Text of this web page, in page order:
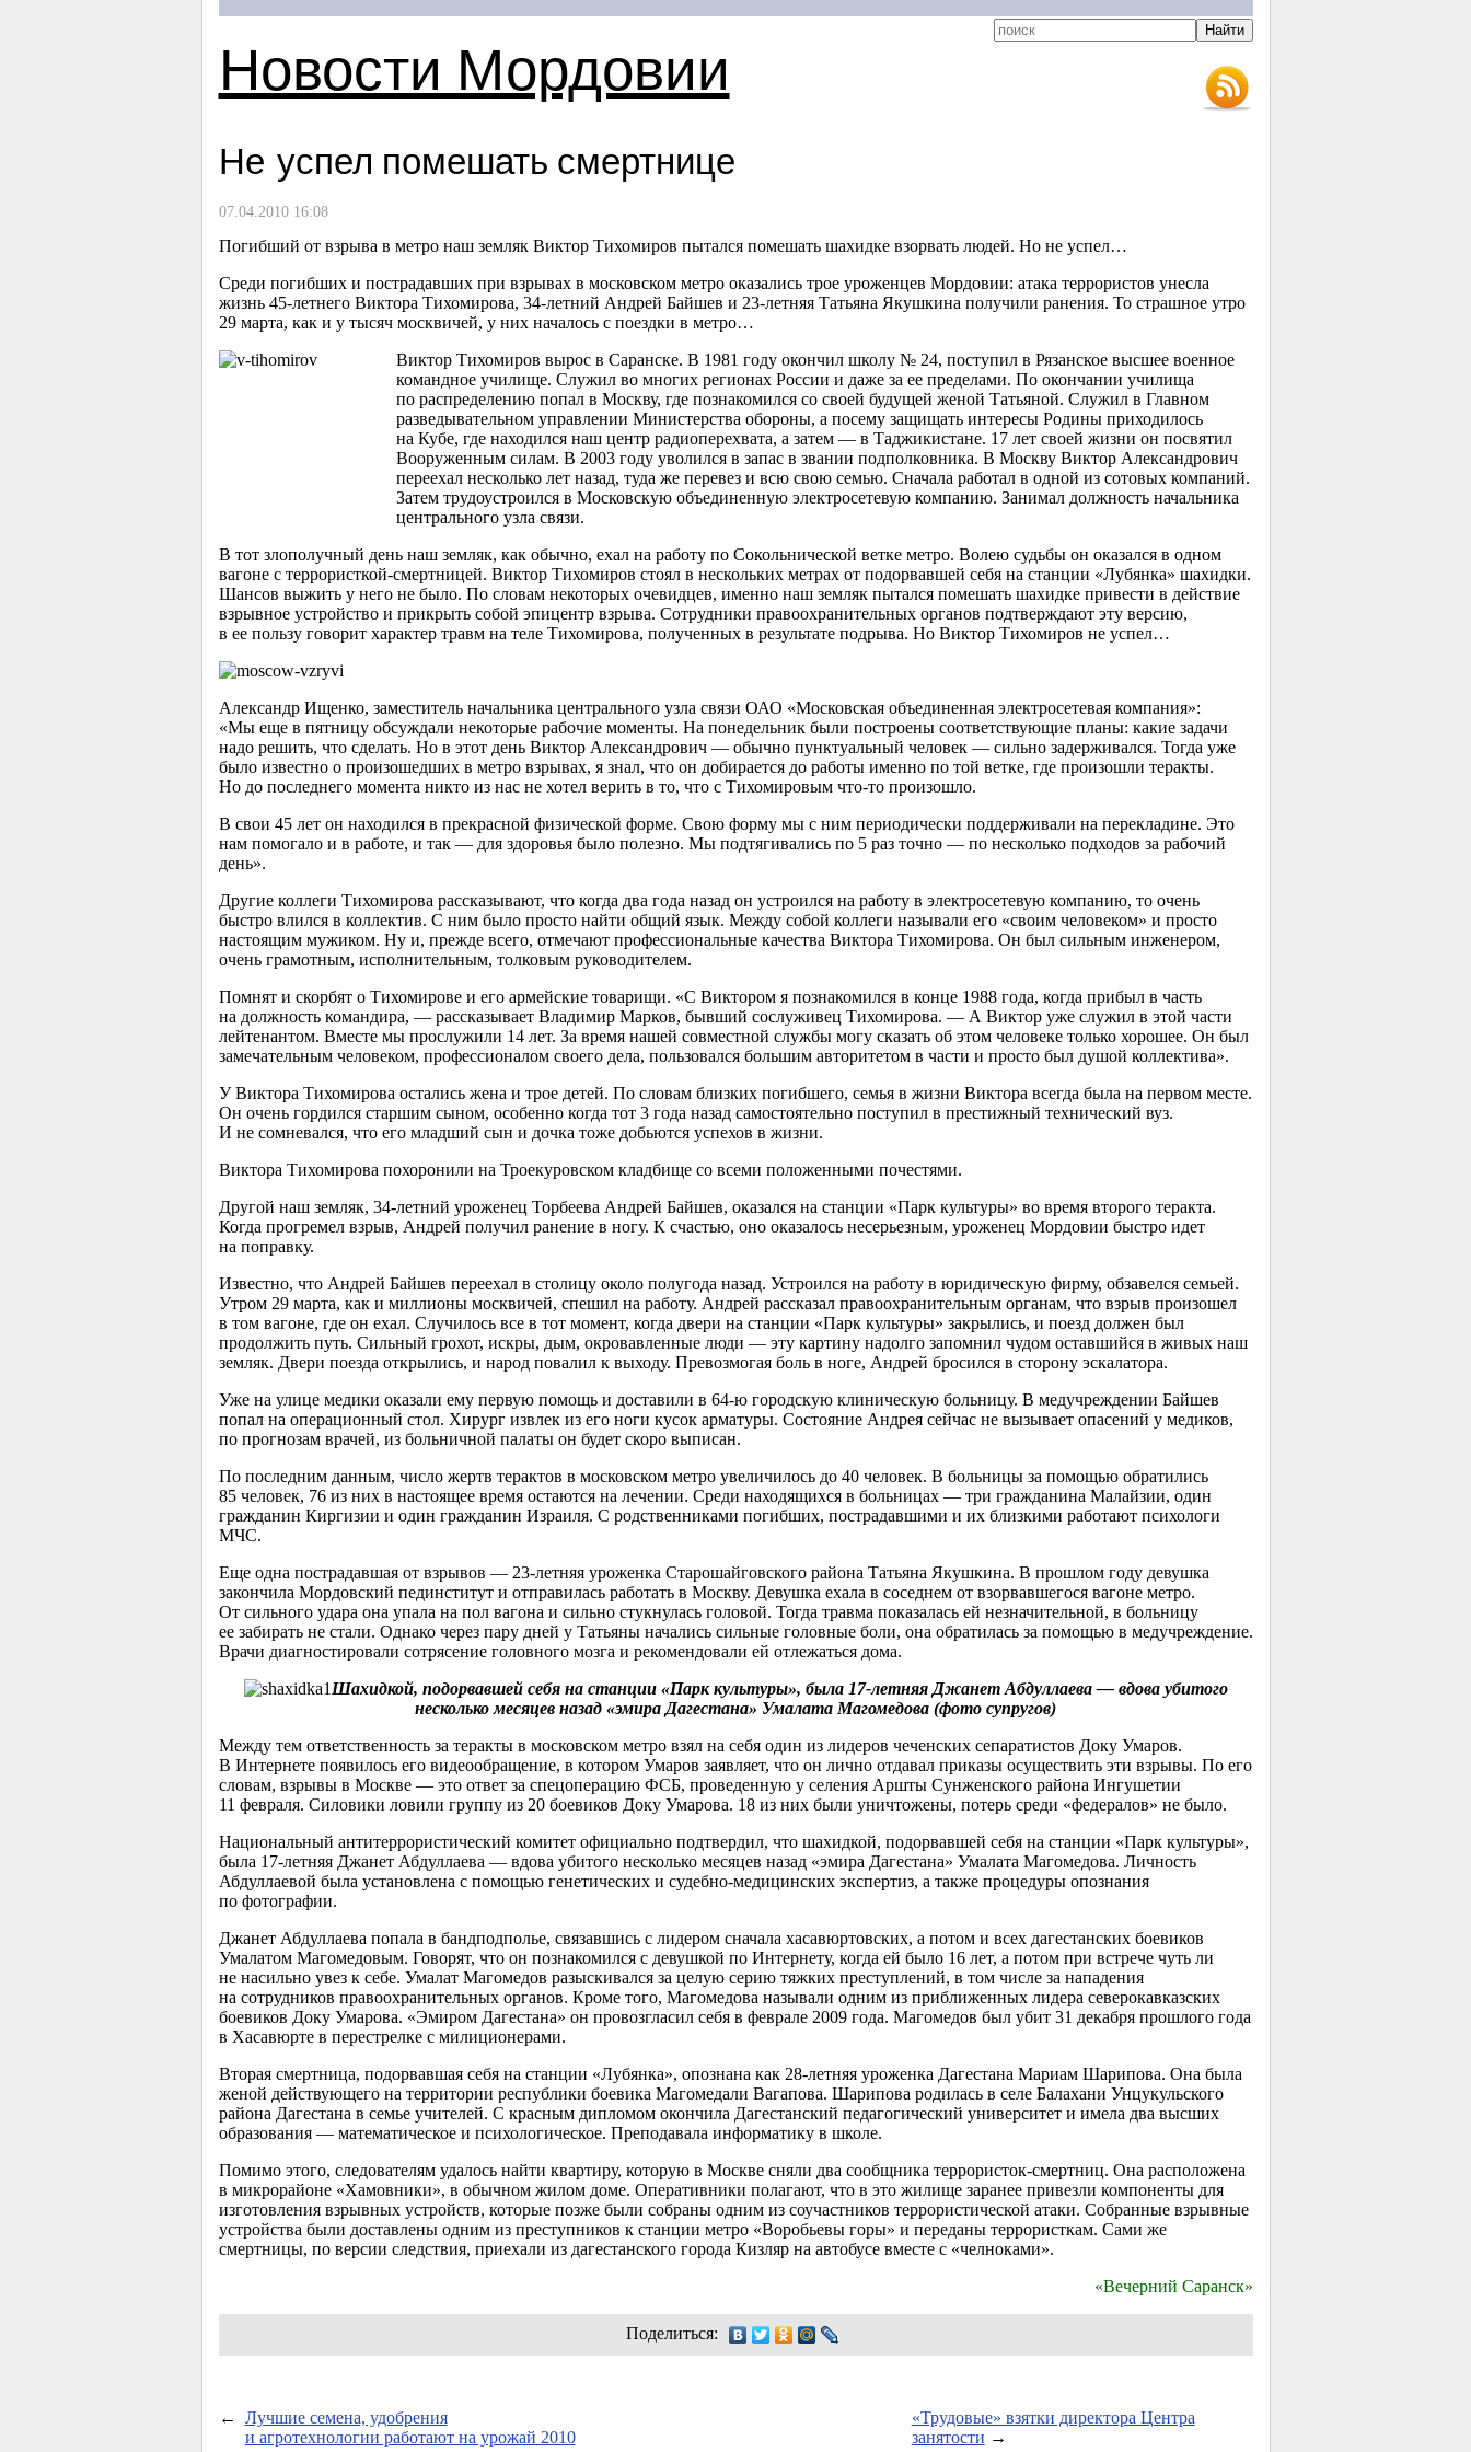
Новости Мордовии
Не успел помешать смертнице
07.04.2010 16:08
Погибший от взрыва в метро наш земляк Виктор Тихомиров пытался помешать шахидке взорвать людей. Но не успел…
Среди погибших и пострадавших при взрывах в московском метро оказались трое уроженцев Мордовии: атака террористов унесла
жизнь 45-летнегоВиктора Тихомирова, 34-летний Андрей Байшев и 23-летняяТатьяна Якушкина получили ранения. То страшное утро
29 марта, как и у тысяч москвичей, у них началось с поездки в метро…
Виктор Тихомиров вырос в Саранске. В 1981 году окончил школу № 24, поступил в Рязанское высшее военное
командное училище. Служил во многих регионах России и даже за ее пределами. По окончании училища
по распределению попал в Москву, где познакомился со своей будущей женой Татьяной. Служил в Главном
разведывательном управлении Министерства обороны, а посему защищать интересы Родины приходилось
на Кубе, где находился наш центр радиоперехвата, а затем — в Таджикистане. 17 лет своей жизни он посвятил
Вооруженным силам. В 2003 году уволился в запас в звании подполковника. В Москву Виктор Александрович
переехал несколько лет назад, туда же перевез и всю свою семью. Сначала работал в одной из сотовых компаний.
Затем трудоустроился в Московскую объединенную электросетевую компанию. Занимал должность начальника
центрального узла связи.
В тот злополучный день наш земляк, как обычно, ехал на работу по Сокольнической ветке метро. Волею судьбы он оказался в одном
вагоне с террористкой-смертницей. Виктор Тихомиров стоял в нескольких метрах от подорвавшей себя на станции «Лубянка» шахидки.
Шансов выжить у него не было. По словам некоторых очевидцев, именно наш земляк пытался помешать шахидке привести в действие
взрывное устройство и прикрыть собой эпицентр взрыва. Сотрудники правоохранительных органов подтверждают эту версию,
в ее пользу говорит характер травм на теле Тихомирова, полученных в результате подрыва. Но Виктор Тихомиров не успел…
Александр Ищенко, заместитель начальника центрального узла связи ОАО «Московская объединенная электросетевая компания»:
«Мы еще в пятницу обсуждали некоторые рабочие моменты. На понедельник были построены соответствующие планы: какие задачи
надо решить, что сделать. Но в этот день Виктор Александрович — обычно пунктуальный человек — сильно задерживался. Тогда уже
было известно о произошедших в метро взрывах, я знал, что он добирается до работы именно по той ветке, где произошли теракты.
Но до последнего момента никто из нас не хотел верить в то, что с Тихомировым что-то произошло.
В свои 45 лет он находился в прекрасной физической форме. Свою форму мы с ним периодически поддерживали на перекладине. Это
нам помогало и в работе, и так — для здоровья было полезно. Мы подтягивались по 5 раз точно — по несколько подходов за рабочий
день».
Другие коллеги Тихомирова рассказывают, что когда два года назад он устроился на работу в электросетевую компанию, то очень
быстро влился в коллектив. С ним было просто найти общий язык. Между собой коллеги называли его «своим человеком» и просто
настоящим мужиком. Ну и, прежде всего, отмечают профессиональные качества Виктора Тихомирова. Он был сильным инженером,
очень грамотным, исполнительным, толковым руководителем.
Помнят и скорбят о Тихомирове и его армейские товарищи. «С Виктором я познакомился в конце 1988 года, когда прибыл в часть
на должность командира, — рассказывает Владимир Марков, бывший сослуживец Тихомирова. — А Виктор уже служил в этой части
лейтенантом. Вместе мы прослужили 14 лет. За время нашей совместной службы могу сказать об этом человеке только хорошее. Он был
замечательным человеком, профессионалом своего дела, пользовался большим авторитетом в части и просто был душой коллектива».
У Виктора Тихомирова остались жена и трое детей. По словам близких погибшего, семья в жизни Виктора всегда была на первом месте.
Он очень гордился старшим сыном, особенно когда тот 3 года назад самостоятельно поступил в престижный технический вуз.
И не сомневался, что его младший сын и дочка тоже добьются успехов в жизни.
Виктора Тихомирова похоронили на Троекуровском кладбище со всеми положенными почестями.
Другой наш земляк, 34-летний уроженец Торбеева Андрей Байшев, оказался на станции «Парк культуры» во время второго теракта.
Когда прогремел взрыв, Андрей получил ранение в ногу. К счастью, оно оказалось несерьезным, уроженец Мордовии быстро идет
на поправку.
Известно, что Андрей Байшев переехал в столицу около полугода назад. Устроился на работу в юридическую фирму, обзавелся семьей.
Утром 29 марта, как и миллионы москвичей, спешил на работу. Андрей рассказал правоохранительным органам, что взрыв произошел
в том вагоне, где он ехал. Случилось все в тот момент, когда двери на станции «Парк культуры» закрылись, и поезд должен был
продолжить путь. Сильный грохот, искры, дым, окровавленные люди — эту картину надолго запомнил чудом оставшийся в живых наш
земляк. Двери поезда открылись, и народ повалил к выходу. Превозмогая боль в ноге, Андрей бросился в сторону эскалатора.
Уже на улице медики оказали ему первую помощь и доставили в 64-югородскую клиническую больницу. В медучреждении Байшев
попал на операционный стол. Хирург извлек из его ноги кусок арматуры. Состояние Андрея сейчас не вызывает опасений у медиков,
по прогнозам врачей, из больничной палаты он будет скоро выписан.
По последним данным, число жертв терактов в московском метро увеличилось до 40 человек. В больницы за помощью обратились
85 человек, 76 из них в настоящее время остаются на лечении. Среди находящихся в больницах — три гражданина Малайзии, один
гражданин Киргизии и один гражданин Израиля. С родственниками погибших, пострадавшими и их близкими работают психологи
МЧС.
Еще одна пострадавшая от взрывов — 23-летняяуроженка Старошайговского района Татьяна Якушкина. В прошлом году девушка
закончила Мордовский пединститут и отправилась работать в Москву. Девушка ехала в соседнем от взорвавшегося вагоне метро.
От сильного удара она упала на пол вагона и сильно стукнулась головой. Тогда травма показалась ей незначительной, в больницу
ее забирать не стали. Однако через пару дней у Татьяны начались сильные головные боли, она обратилась за помощью в медучреждение.
Врачи диагностировали сотрясение головного мозга и рекомендовали ей отлежаться дома.
Шахидкой, подорвавшей себя на станции «Парк культуры», была 17-летняяДжанет Абдуллаева — вдова убитого
несколько месяцев назад «эмира Дагестана» Умалата Магомедова (фото супругов)
Между тем ответственность за теракты в московском метро взял на себя один из лидеров чеченских сепаратистов Доку Умаров.
В Интернете появилось его видеообращение, в котором Умаров заявляет, что он лично отдавал приказы осуществить эти взрывы. По его
словам, взрывы в Москве — это ответ за спецоперацию ФСБ, проведенную у селения Аршты Сунженского района Ингушетии
11 февраля. Силовики ловили группу из 20 боевиков Доку Умарова. 18 из них были уничтожены, потерь среди «федералов» не было.
Национальный антитеррористический комитет официально подтвердил, что шахидкой, подорвавшей себя на станции «Парк культуры»,
была 17-летняяДжанет Абдуллаева — вдова убитого несколько месяцев назад «эмира Дагестана» Умалата Магомедова. Личность
Абдуллаевой была установлена с помощью генетических и судебно-медицинских экспертиз, а также процедуры опознания
по фотографии.
Джанет Абдуллаева попала в бандподполье, связавшись с лидером сначала хасавюртовских, а потом и всех дагестанских боевиков
Умалатом Магомедовым. Говорят, что он познакомился с девушкой по Интернету, когда ей было 16 лет, а потом при встрече чуть ли
не насильно увез к себе. Умалат Магомедов разыскивался за целую серию тяжких преступлений, в том числе за нападения
на сотрудников правоохранительных органов. Кроме того, Магомедова называли одним из приближенных лидера северокавказских
боевиков Доку Умарова. «Эмиром Дагестана» он провозгласил себя в феврале 2009 года. Магомедов был убит 31 декабря прошлого года
в Хасавюрте в перестрелке с милиционерами.
Вторая смертница, подорвавшая себя на станции «Лубянка», опознана как 28-летняяуроженка Дагестана Мариам Шарипова. Она была
женой действующего на территории республики боевика Магомедали Вагапова. Шарипова родилась в селе Балахани Унцукульского
района Дагестана в семье учителей. С красным дипломом окончила Дагестанский педагогический университет и имела два высших
образования — математическое и психологическое. Преподавала информатику в школе.
Помимо этого, следователям удалось найти квартиру, которую в Москве сняли два сообщника террористок-смертниц. Она расположена
в микрорайоне «Хамовники», в обычном жилом доме. Оперативники полагают, что в это жилище заранее привезли компоненты для
изготовления взрывных устройств, которые позже были собраны одним из соучастников террористической атаки. Собранные взрывные
устройства были доставлены одним из преступников к станции метро «Воробьевы горы» и переданы террористкам. Сами же
смертницы, по версии следствия, приехали из дагестанского города Кизляр на автобусе вместе с «челноками».
«Вечерний Саранск»
Поделиться:
←
Лучшие семена, удобрения
и агротехнологии работают на урожай 2010
«Трудовые» взятки директора Центра
занятости →